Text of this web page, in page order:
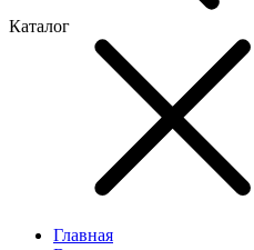
Каталог
Главная